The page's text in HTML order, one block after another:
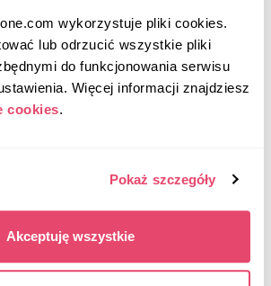
wykorzystuje pliki cookies.
lub odrzucić wszystkie pliki
do funkcjonowania serwisu
Więcej informacji znajdziesz
cookies.
Pokaż szczegóły
Akceptuję wszystkie
była przez zbudowany
Projektowy składający się z
technologii mobilnych, interface
komunikacji, analityków
W efekcie zrealizowana
które pomoże nam w
Application Development
CIO.